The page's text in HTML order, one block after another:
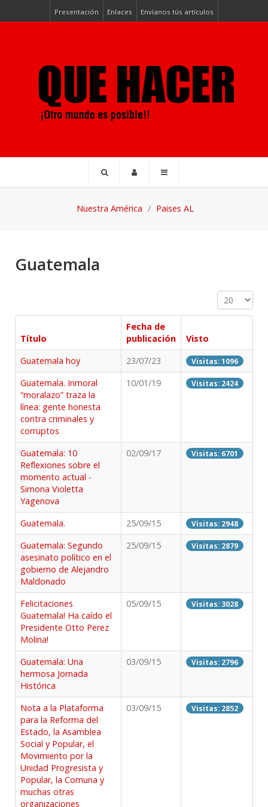
Presentación Enlaces Envíanos tús artículos
Nuestra América Paises AL
Guatemala
Cantidad a
Título
Fecha de
publicación
Visto
Guatemala hoy
23/07/23 Visitas: 1096
Guatemala. Inmoral
“moralazo” traza la
línea: gente honesta
contra criminales y
corruptos
10/01/19 Visitas: 2424
Guatemala: 10
Reflexiones sobre el
momento actual -
Simona Violetta
Yagenova
02/09/17 Visitas: 6701
Guatemala. 25/09/15 Visitas: 2948
Guatemala: Segundo
asesinato político en el
gobierno de Alejandro
Maldonado
25/09/15 Visitas: 2879
Felicitaciones
Guatemala! Ha caído el
Presidente Otto Perez
Molina!
05/09/15 Visitas: 3028
Guatemala: Una
hermosa Jornada
Histórica
03/09/15 Visitas: 2796
Nota a la Plataforma
para la Reforma del
Estado, la Asamblea
Social y Popular, el
Movimiento por la
Unidad Progresista y
Popular, la Comuna y
muchas otras
organizaciones
03/09/15 Visitas: 2852